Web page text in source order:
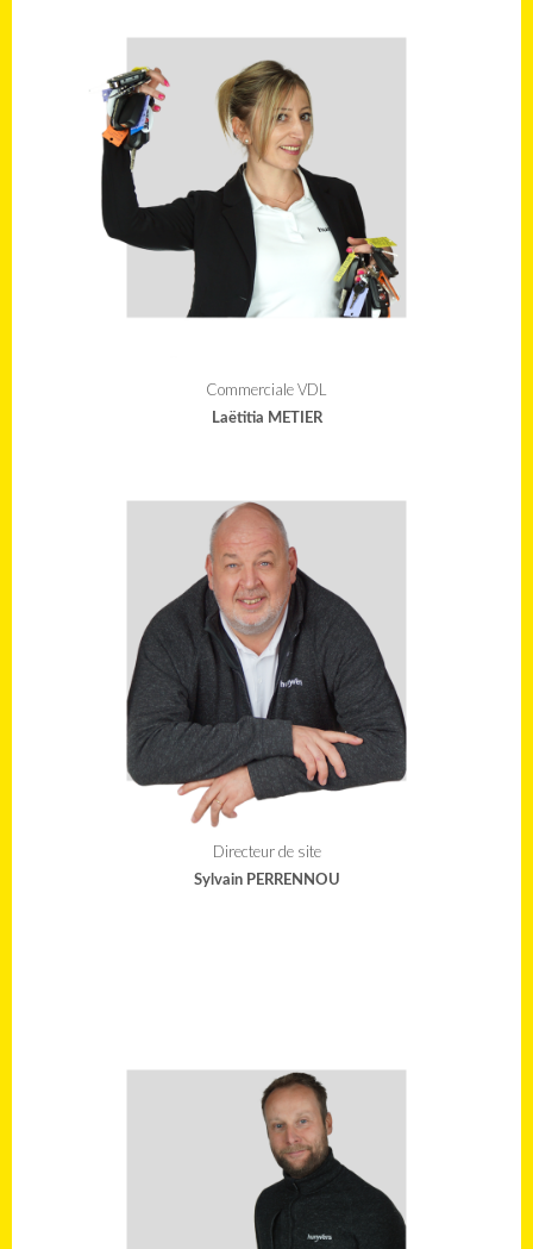
Commerciale VDL
Laëtitia METIER
Directeur de site
Sylvain PERRENNOU